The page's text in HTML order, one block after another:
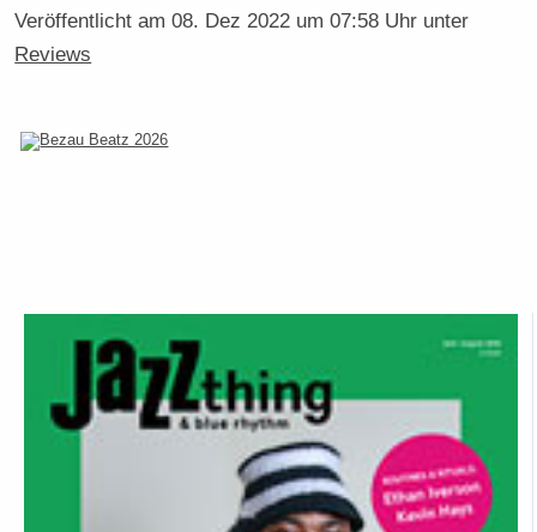
Veröffentlicht am08. Dez 2022 um 07:58 Uhr unter
Reviews